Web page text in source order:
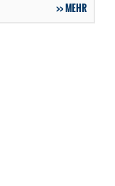
MEHR